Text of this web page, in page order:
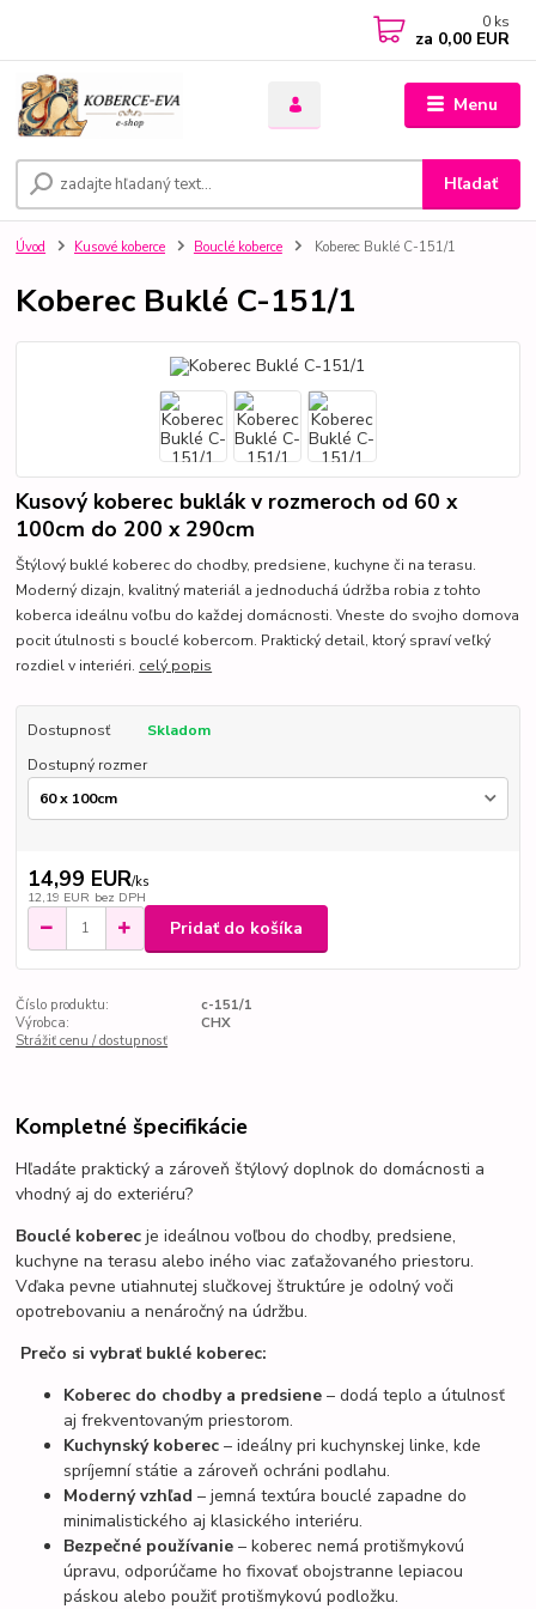
Menu
Hľadať
0 ks
za 0,00 EUR
Úvod Kusové koberce Bouclé koberce Koberec Buklé C-151/1
Koberec Buklé C-151/1
Kusový koberec buklák v rozmeroch od 60 x
100cm do 200 x 290cm
Štýlový buklé koberec do chodby, predsiene, kuchyne či na terasu.
Moderný dizajn, kvalitný materiál a jednoduchá údržba robia z tohto
koberca ideálnu voľbu do každej domácnosti. Vneste do svojho domova
pocit útulnosti s bouclé kobercom. Praktický detail, ktorý spraví veľký
rozdiel v interiéri. celý popis
Dostupnosť
Skladom
Dostupný rozmer
14,99 EUR/ks
12,19 EUR bez DPH
Pridať do košíka
Číslo produktu:
c-151/1
Výrobca:
CHX
Strážiť cenu / dostupnosť
Kompletné špecifikácie
Hľadáte praktický a zároveň štýlový doplnok do domácnosti a
vhodný aj do exteriéru?
Bouclé koberec je ideálnou voľbou do chodby, predsiene,
kuchyne na terasu alebo iného viac zaťažovaného priestoru.
Vďaka pevne utiahnutej slučkovej štruktúre je odolný voči
opotrebovaniu a nenáročný na údržbu.
Prečo si vybrať buklé koberec:
Koberec do chodby a predsiene – dodá teplo a útulnosť
aj frekventovaným priestorom.
Kuchynský koberec – ideálny pri kuchynskej linke, kde
spríjemní státie a zároveň ochráni podlahu.
Moderný vzhľad – jemná textúra bouclé zapadne do
minimalistického aj klasického interiéru.
Bezpečné používanie – koberec nemá protišmykovú
úpravu, odporúčame ho fixovať obojstranne lepiacou
páskou alebo použiť protišmykovú podložku.